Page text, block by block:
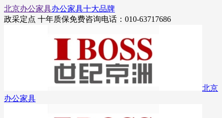
北京办公家具办公家具十大品牌
政采定点 十年质保免费咨询电话：010-63717686
北京
办公家具